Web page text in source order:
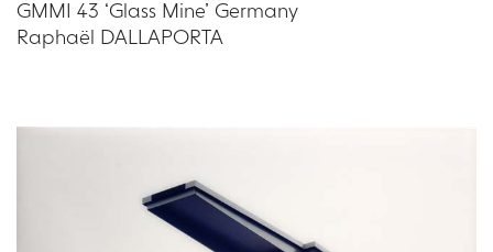
GMMI 43 ‘Glass Mine’ Germany
Raphaël DALLAPORTA